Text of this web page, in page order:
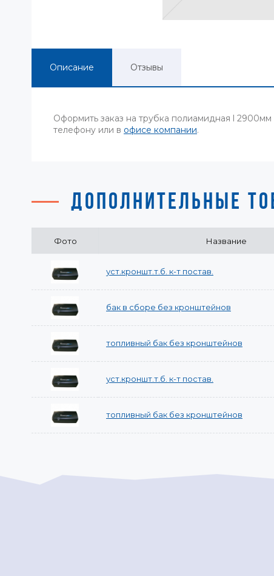
Описание Отзывы
Оформить заказ на трубка полиамидная l
телефону или в офисе компании.
ДОПОЛНИТЕЛЬНЫЕ
Фото Название
уст.кроншт.т.б. к-т постав.
бак в сборе без кронштейнов
топливный бак без кронштейнов
уст.кроншт.т.б. к-т постав.
топливный бак без кронштейнов